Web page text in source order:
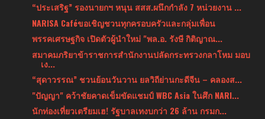
“ประเสริฐ” รองนายกฯ หนุน สสส.ผนึกกำลัง 7 หน่วยงาน ...
NARISA Caféขอเชิญชวนทุกครอบครัวและกลุ่มเพื่อน
พรรคเศรษฐกิจ เปิดตัวผู้นำใหม่ "พล.อ. รังษี กิติญาณ...
สมาคมภริยาข้าราชการสำนักงานปลัดกระทรวงกลาโหม มอบ
เง...
“สุดาวรรณ” ชวนย้อนวันวาน ยลวิถีย่านกะดีจีน – คลองส...
"ปัญญา" คว้าชัยคาดเข็มขัดแชมป์ WBC Asia ในศึก NARI...
นักท่องเที่ยวเตรียมเฮ! รัฐบาลเทงบกว่า 26 ล้าน กรมก...